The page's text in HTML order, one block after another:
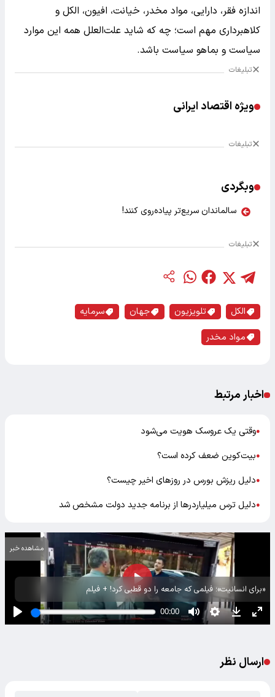
اندازه فقر، دارایی، مواد مخدر، خیانت، افیون، الکل و
کلاهبرداری مهم است؛ چه که شاید علت‌العلل همه این موارد
سیاست و بماهو سیاست باشد.
تبلیغات
ویژه اقتصاد ایرانی
تبلیغات
وبگردی
سالماندان سریع‌تر پیاده‌روی کنند!
تبلیغات
الکل تلویزیون جهان
سرمایه
مواد مخدر
اخبار مرتبط
●وقتی یک عروسک هویت می‌شود
●بیت‌کوین ضعف کرده است؟
●دلیل ریزش بورس در روزهای اخیر چیست؟
●دلیل ترس میلیاردرها از برنامه جدید دولت مشخص شد
«برای انسانیت»؛ فیلمی که جامعه را دو قطبی کرد! + فیلم
مشاهده خبر
ارسال نظر